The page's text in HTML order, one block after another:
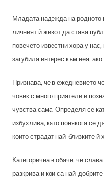
Младата надежда на родното
личният й живот да става
повечето известни хора у
загубила интерес към нея,
Признава, че в ежедневието
човек с много приятели и
чувства сама. Определя се
избухлива, като понякога се
които страдат най-близките й
Категорична е обаче, че
разкрива и кои са най-